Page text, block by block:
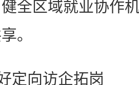
全区域就业协作
。
向访企拓岗